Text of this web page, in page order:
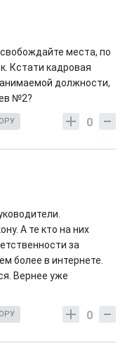
места, по
Кстати кадровая
должности,
№2?
0
А те кто на них
за
более в интернете.
Вернее уже
0